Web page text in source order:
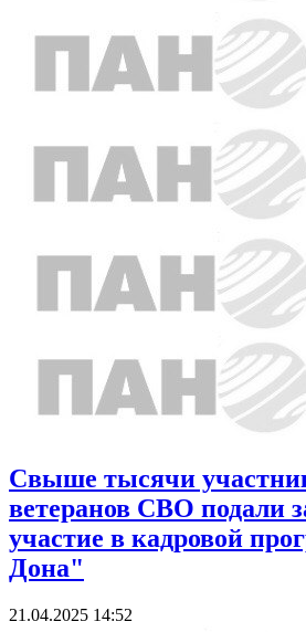
Cвыше тысячи
ветеранов СВО подали
участие в кадровой
Дона"
21.04.2025 14:52